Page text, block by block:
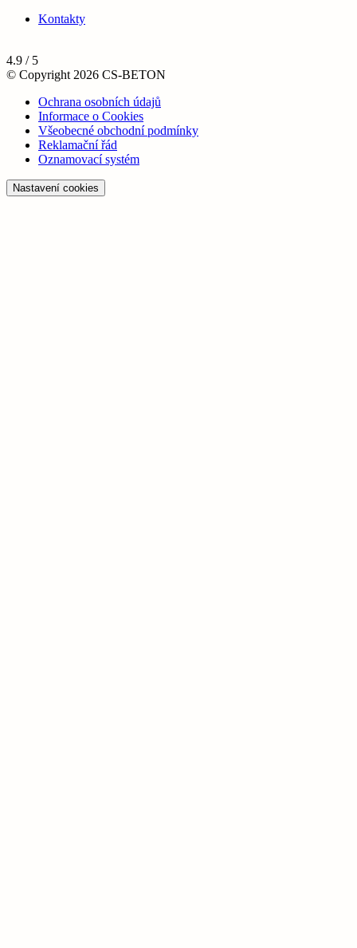
Kontakty
4.9 / 5
© Copyright 2026 CS-BETON
Ochrana osobních údajů
Informace o Cookies
Všeobecné obchodní podmínky
Reklamační řád
Oznamovací systém
Nastavení cookies